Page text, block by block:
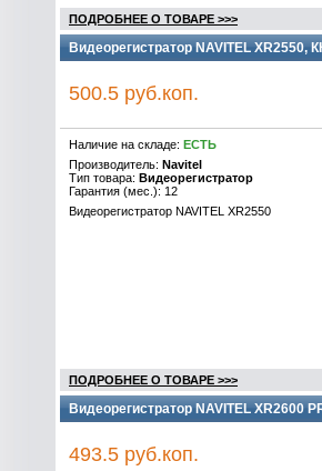
ПОДРОБНЕЕ О ТОВАРЕ >>>
Видеорегистратор NAVITEL XR2550,
500.5 руб.коп.
Наличие на складе: ЕСТЬ
Производитель: Navitel
Тип товара: Видеорегистратор
Гарантия (мес.): 12
Видеорегистратор NAVITEL XR2550
ПОДРОБНЕЕ О ТОВАРЕ >>>
Видеорегистратор NAVITEL XR2600
493.5 руб.коп.